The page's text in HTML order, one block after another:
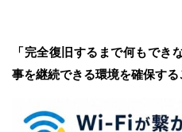
「完全復旧するまで何もでき
事を継続できる環境を確保する